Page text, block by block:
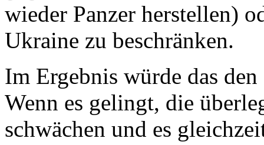
wieder Panzer herstellen)
Ukraine zu beschränken.
Im Ergebnis würde das
Wenn es gelingt, die
schwächen und es